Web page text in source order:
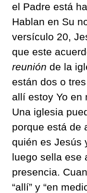
el Padre está
Hablan en Su
versículo 20,
que este
reunión de la
están dos o tres
allí estoy Yo en
Una iglesia
porque está de
quién es Jesús
luego sella ese
presencia.
“allí” y “en